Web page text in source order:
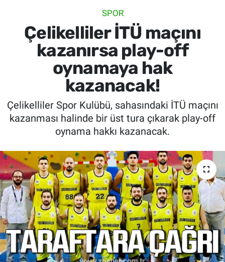
SPOR
Çelikelliler İTÜ maçını
kazanırsa play-off
oynamaya hak
kazanacak!
Çelikelliler Spor Kulübü, sahasındaki İTÜ maçını
kazanması halinde bir üst tura çıkarak play-off
oynama hakkı kazanacak.
SPOR
SAĞLIK